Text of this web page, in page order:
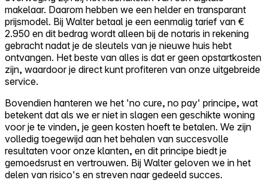
makelaar. Daarom hebben we een helder en transparant
prijsmodel. Bij Walter betaal je een eenmalig tarief van €
2.950 en dit bedrag wordt alleen bij de notaris in rekening
gebracht nadat je de sleutels van je nieuwe huis hebt
ontvangen. Het beste van alles is dat er geen opstartkosten
zijn, waardoor je direct kunt profiteren van onze uitgebreide
service.
Bovendien hanteren we het 'no cure, no pay' principe, wat
betekent dat als we er niet in slagen een geschikte woning
voor je te vinden, je geen kosten hoeft te betalen. We zijn
volledig toegewijd aan het behalen van succesvolle
resultaten voor onze klanten, en dit principe biedt je
gemoedsrust en vertrouwen. Bij Walter geloven we in het
delen van risico's en streven naar gedeeld succes.